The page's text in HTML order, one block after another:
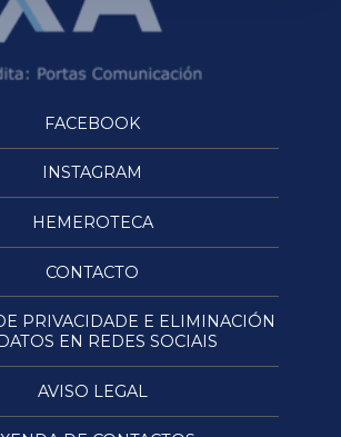
FACEBOOK
INSTAGRAM
HEMEROTECA
CONTACTO
PRIVACIDADE E ELIMINACIÓN
EN REDES SOCIAIS
AVISO LEGAL